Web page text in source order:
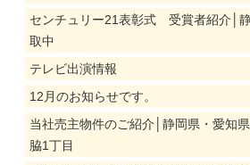
センチュリー21表彰式 受賞者紹介│
取中
テレビ出演情報
12月のお知らせです。
当社売主物件のご紹介│静岡県・愛知
脇1丁目